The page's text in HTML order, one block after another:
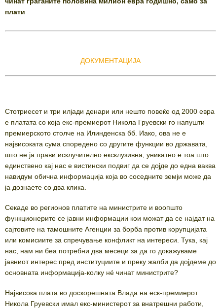
плати
ДОКУМЕНТАЦИЈА
Стотриесет и три илјади денари или нешто повеќе од 2000 евра
е платата со која екс-премиерот Никола Груевски го напушти
премиерското столче на Илинденска бб. Иако, ова не е
највисоката сума споредено со другите функции во државата,
што не ја прави исклучително ексклузивна, уникатно е тоа што
единствено кај нас е вистински подвиг да се дојде до една ваква
навидум обична информација која во соседните земји може да
ја дознаете со два клика.
Секаде во регионов платите на министрите и воопшто
функционерите се јавни информации кои можат да се најдат на
сајтовите на тамошните Агенции за борба против корупцијата
или комисиите за спречување конфликт на интереси. Тука, кај
нас, нам ни беа потребни два месеци за да го докажуваме
јавниот интерес пред институциите и преку жалби да дојдеме до
основната информација-колку нé чинат министрите?
Највисока плата во доскорешната Влада на еск-премиерот
Никола Груевски имал екс-министерот за внатрешни работи,